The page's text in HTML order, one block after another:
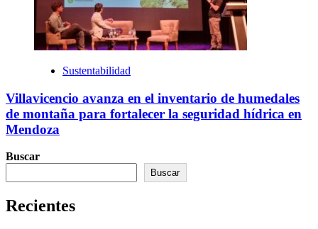
Sustentabilidad
Villavicencio avanza en el inventario de humedales
de montaña para fortalecer la seguridad hídrica en
Mendoza
Buscar
Buscar
Recientes